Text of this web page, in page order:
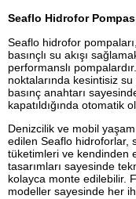
Seaflo Hidrofor
Seaflo hidrofor
basınçlı su akışı
performanslı
noktalarında kesintisiz
basınç anahtarı
kapatıldığında otomatik
Denizcilik ve mobil
edilen Seaflo hidroforlar,
tüketimleri ve kendinden
tasarımları sayesinde
kolayca monte edilebilir.
modeller sayesinde her